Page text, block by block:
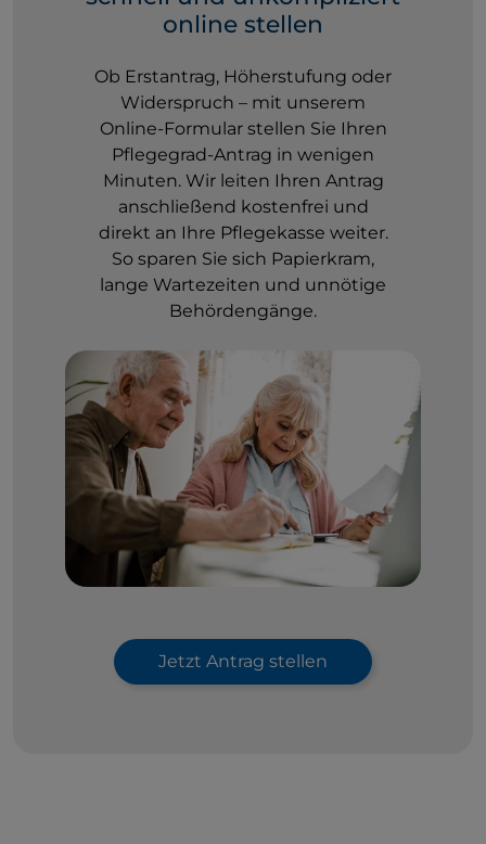
online stellen
Ob Erstantrag, Höherstufung oder
Widerspruch – mit unserem
Online-Formular stellen Sie Ihren
Pflegegrad-Antrag in wenigen
Minuten. Wir leiten Ihren Antrag
anschließend kostenfrei und
direkt an Ihre Pflegekasse weiter.
So sparen Sie sich Papierkram,
lange Wartezeiten und unnötige
Behördengänge.
Jetzt Antrag stellen